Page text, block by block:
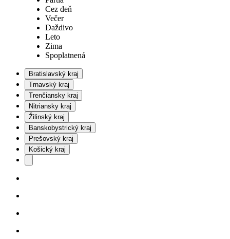
Cez deň
Večer
Daždivo
Leto
Zima
Spoplatnená
Bratislavský kraj
Trnavský kraj
Trenčiansky kraj
Nitriansky kraj
Žilinský kraj
Banskobystrický kraj
Prešovský kraj
Košický kraj